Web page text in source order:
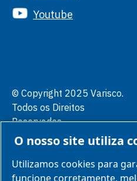
Youtube
© Copyright 2025 Varisco.
Todos os Direitos
Reservados.
O nosso site utiliza
Utilizamos cookies para
funcione corretamente,